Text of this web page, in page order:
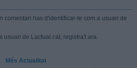
comentari has d'identificar-te com a usuari de
usuari de Lactual.cat, registra't ara.
Més Actualitat